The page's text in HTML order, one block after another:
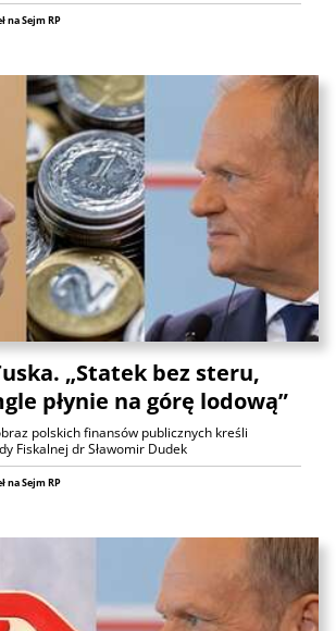
na Sejm RP
„Statek bez steru,
płynie na górę lodową”
polskich finansów publicznych kreśli
Fiskalnej dr Sławomir Dudek
na Sejm RP